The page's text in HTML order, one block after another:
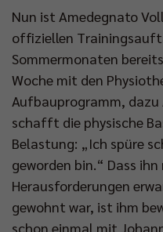
Nun ist Amedegnato
offiziellen
Sommermonaten
Woche mit den
Aufbauprogramm,
schafft die physische
Belastung: „Ich spüre
geworden bin.“ Dass
Herausforderungen
gewohnt war, ist ihm
schon einmal mit